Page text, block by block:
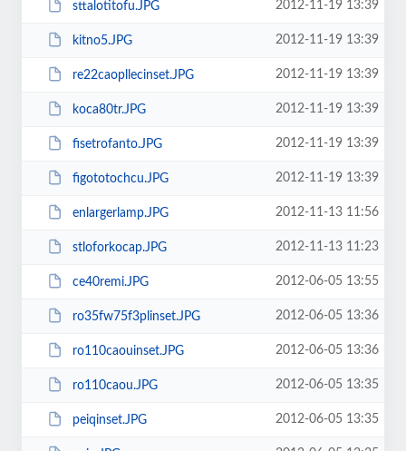
sttalotitofu.JPG 2012-11-19 13:39
kitno5.JPG 2012-11-19 13:39
re22caopllecinset.JPG 2012-11-19 13:39
koca80tr.JPG 2012-11-19 13:39
fisetrofanto.JPG 2012-11-19 13:39
figototochcu.JPG 2012-11-19 13:39
enlargerlamp.JPG 2012-11-13 11:56
stloforkocap.JPG 2012-11-13 11:23
ce40remi.JPG 2012-06-05 13:55
ro35fw75f3plinset.JPG 2012-06-05 13:36
ro110caouinset.JPG 2012-06-05 13:36
ro110caou.JPG 2012-06-05 13:35
peiqinset.JPG 2012-06-05 13:35